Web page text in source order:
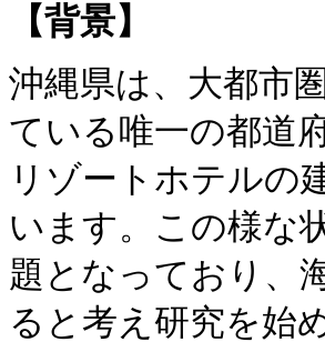
【背景】
沖縄県は、大都市
ている唯一の都道
リゾートホテルの
います。この様な
題となっており、
ると考え研究を始